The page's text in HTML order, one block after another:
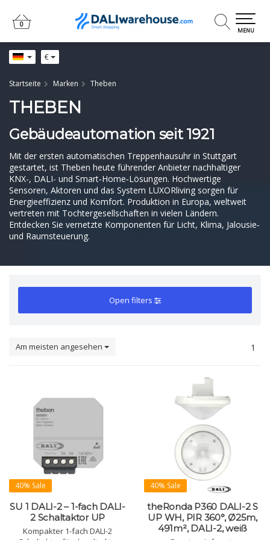
€
0
0
MENU
Startseite Marken Theben
THEBEN
Gebäudeautomation seit 1921
Mit der ersten automatischen Treppenhausuhr in Stuttgart
gestartet, ist Theben heute führender Anbieter nachhaltiger
KNX-, DALI- und Smart‑Home‑Lösungen. Hochwertige
Sensoren, Aktoren und das System LUXORliving sorgen für
Energieeffizienz und Komfort. Produktion in Europa, weltweit
vertreten mit Tochtergesellschaften in vielen Ländern.
Entdecken Sie vernetzte Komponenten für Licht, Klima, Jalousie‑
und Raumsteuerung.
Open filters
Am meisten angesehen 1
40% Sale
SU 1 DALI-2 – 1-fach DALI-
2 Schaltaktor UP
Kompakter 1-fach DALI-2
40% Sale
theRonda P360 DALI-2 S
UP WH, PIR 360°, Ø25m,
491m², DALI-2, weiß